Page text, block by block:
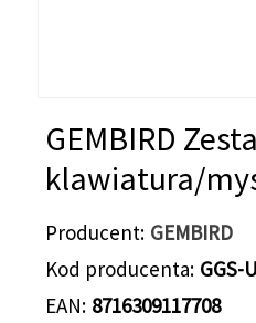
GEMBIRD
klawiatura/
Producent GEMBIRD
Kod producenta GGS-
EAN 8716309117708